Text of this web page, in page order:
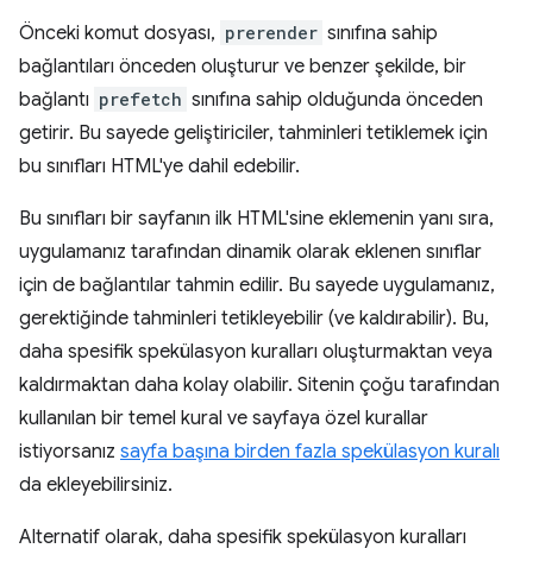
Önceki komut dosyası, prerender sınıfına sahip
bağlantıları önceden oluşturur ve benzer şekilde, bir
bağlantı prefetch sınıfına sahip olduğunda önceden
getirir. Bu sayede geliştiriciler, tahminleri tetiklemek için
bu sınıfları HTML'ye dahil edebilir.
Bu sınıfları bir sayfanın ilk HTML'sine eklemenin yanı sıra,
uygulamanız tarafından dinamik olarak eklenen sınıflar
için de bağlantılar tahmin edilir. Bu sayede uygulamanız,
gerektiğinde tahminleri tetikleyebilir (ve kaldırabilir). Bu,
daha spesifik spekülasyon kuralları oluşturmaktan veya
kaldırmaktan daha kolay olabilir. Sitenin çoğu tarafından
kullanılan bir temel kural ve sayfaya özel kurallar
istiyorsanız sayfa başına birden fazla spekülasyon kuralı
da ekleyebilirsiniz.
Alternatif olarak, daha spesifik spekülasyon kuralları